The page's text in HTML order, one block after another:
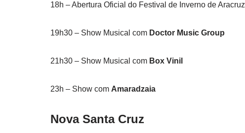
18h – Abertura Oficial do Festival de Inverno de Aracruz
19h30 – Show Musical com Doctor Music Group
21h30 – Show Musical com Box Vinil
23h – Show com Amaradzaia
Nova Santa Cruz